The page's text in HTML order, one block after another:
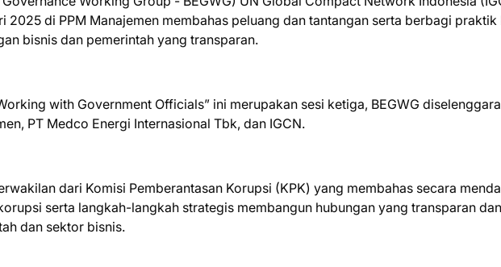
2025 di PPM Manajemen membahas peluang dan tantangan serta berbagi praktik
bisnis dan pemerintah yang transparan.
with Government Officials” ini merupakan sesi ketiga, BEGWG
PT Medco Energi Internasional Tbk, dan IGCN.
dari Komisi Pemberantasan Korupsi (KPK) yang membahas secara
serta langkah-langkah strategis membangun hubungan yang transparan dan
dan sektor bisnis.